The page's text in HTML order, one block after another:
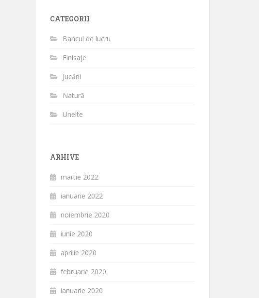
CATEGORII
Bancul de lucru
Finisaje
Jucării
Natură
Unelte
ARHIVE
martie 2022
ianuarie 2022
noiembrie 2020
iunie 2020
aprilie 2020
februarie 2020
ianuarie 2020